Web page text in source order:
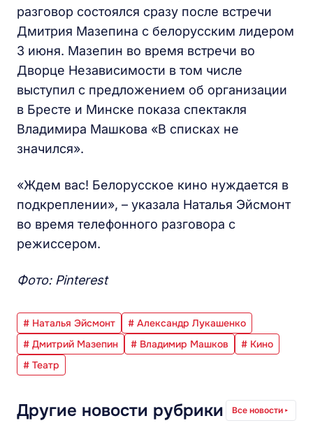
разговор состоялся сразу после встречи
Дмитрия Мазепина с белорусским лидером
3 июня. Мазепин во время встречи во
Дворце Независимости в том числе
выступил с предложением об организации
в Бресте и Минске показа спектакля
Владимира Машкова «В списках не
значился».
«Ждем вас! Белорусское кино нуждается в
подкреплении», – указала Наталья Эйсмонт
во время телефонного разговора с
режиссером.
Фото: Pinterest
# Наталья Эйсмонт
# Александр Лукашенко
# Дмитрий Мазепин
# Владимир Машков
# Кино
# Театр
Другие новости рубрики Все новости